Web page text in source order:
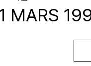
MARS